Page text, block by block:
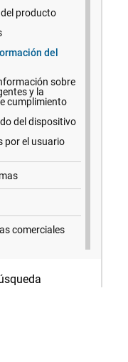
producto
del
sobre
y la
cumplimiento
del dispositivo
por el usuario
comerciales